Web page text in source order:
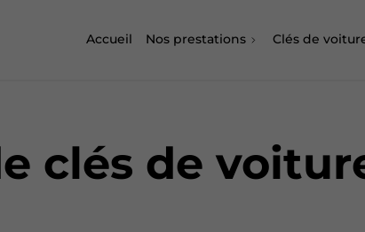
Accueil Nos prestations Clés de
clés de